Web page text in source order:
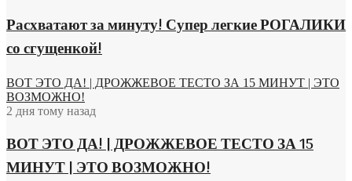
Расхватают за минуту! Супер легкие РОГАЛИКИ
со сгущенкой!
ВОТ ЭТО ДА! | ДРОЖЖЕВОЕ ТЕСТО ЗА 15 МИНУТ | ЭТО
ВОЗМОЖНО!
2 дня тому назад
ВОТ ЭТО ДА! | ДРОЖЖЕВОЕ ТЕСТО ЗА 15
МИНУТ | ЭТО ВОЗМОЖНО!